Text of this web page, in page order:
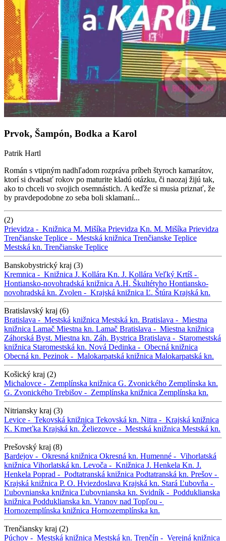
Prvok, Šampón, Bodka a Karol
Patrik Hartl
Román s vtipným nadhľadom rozpráva príbeh štyroch kamarátov,
ktorí si dvadsať rokov po maturite kladú otázku, či naozaj žijú tak,
ako to chceli vo svojich osemnástich. A keďže si musia priznať, že
by pravdepodobne zo seba boli sklamaní...
(2)
Prievidza - Knižnica M. Mišíka Prievidza Kn. M. Mišíka Prievidza
Trenčianske Teplice - Mestská knižnica Trenčianske Teplice
Mestská kn. Trenčianske Teplice
Banskobystrický kraj (3)
Kremnica - Knižnica J. Kollára Kn. J. Kollára Veľký Krtíš -
Hontiansko-novohradská knižnica A.H. Škultétyho Hontiansko-
novohradská kn. Zvolen - Krajská knižnica Ľ. Štúra Krajská kn.
Bratislavský kraj (6)
Bratislava - Mestská knižnica Mestská kn. Bratislava - Miestna
knižnica Lamač Miestna kn. Lamač Bratislava - Miestna knižnica
Záhorská Byst. Miestna kn. Záh. Bystrica Bratislava - Staromestská
knižnica Staromestská kn. Nová Dedinka - Obecná knižnica
Obecná kn. Pezinok - Malokarpatská knižnica Malokarpatská kn.
Košický kraj (2)
Michalovce - Zemplínska knižnica G. Zvonického Zemplínska kn.
G. Zvonického Trebišov - Zemplínska knižnica Zemplínska kn.
Nitriansky kraj (3)
Levice - Tekovská knižnica Tekovská kn. Nitra - Krajská knižnica
K. Kmeťka Krajská kn. Želiezovce - Mestská knižnica Mestská kn.
Prešovský kraj (8)
Bardejov - Okresná knižnica Okresná kn. Humenné - Vihorlatská
knižnica Vihorlatská kn. Levoča - Knižnica J. Henkela Kn. J.
Henkela Poprad - Podtatranská knižnica Podtatranská kn. Prešov -
Krajská knižnica P. O. Hviezdoslava Krajská kn. Stará Ľubovňa -
Ľubovnianska knižnica Ľubovnianska kn. Svidník - Podduklianska
knižnica Podduklianska kn. Vranov nad Topľou -
Hornozemplínska knižnica Hornozemplínska kn.
Trenčiansky kraj (2)
Púchov - Mestská knižnica Mestská kn. Trenčín - Verejná knižnica